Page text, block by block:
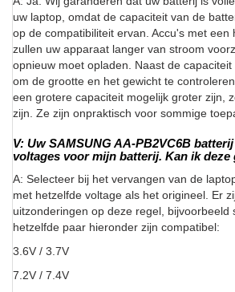
uw laptop, omdat de capaciteit van de
op de compatibiliteit ervan. Accu's met een
zullen uw apparaat langer van stroom
opnieuw moet opladen. Naast de
om de grootte en het gewicht te
een grotere capaciteit mogelijk groter zijn,
zijn. Ze zijn onpraktisch voor sommige
V: Uw SAMSUNG AA-PB2VC6B
voltages voor mijn batterij. Kan ik deze
A: Selecteer bij het vervangen van de
met hetzelfde voltage als het origineel. Er
uitzonderingen op deze regel, bijvoorbeeld
hetzelfde paar hieronder zijn compatibel:
3.6V / 3.7V
7.2V / 7.4V